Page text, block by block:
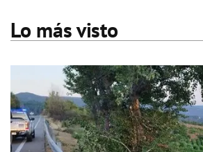
Lo más visto